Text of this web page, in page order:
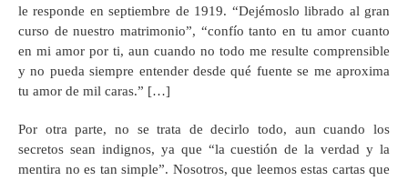
le responde en septiembre de 1919. “Dejémoslo librado al gran
curso de nuestro matrimonio”, “confío tanto en tu amor cuanto
en mi amor por ti, aun cuando no todo me resulte comprensible
y no pueda siempre entender desde qué fuente se me aproxima
tu amor de mil caras.” […]
Por otra parte, no se trata de decirlo todo, aun cuando los
secretos sean indignos, ya que “la cuestión de la verdad y la
mentira no es tan simple”. Nosotros, que leemos estas cartas que